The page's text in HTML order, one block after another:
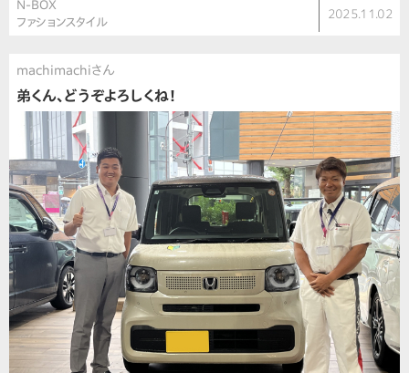
N-BOX
ファションスタイル
2025.11.02
machimachiさん
弟くん、どうぞよろしくね！